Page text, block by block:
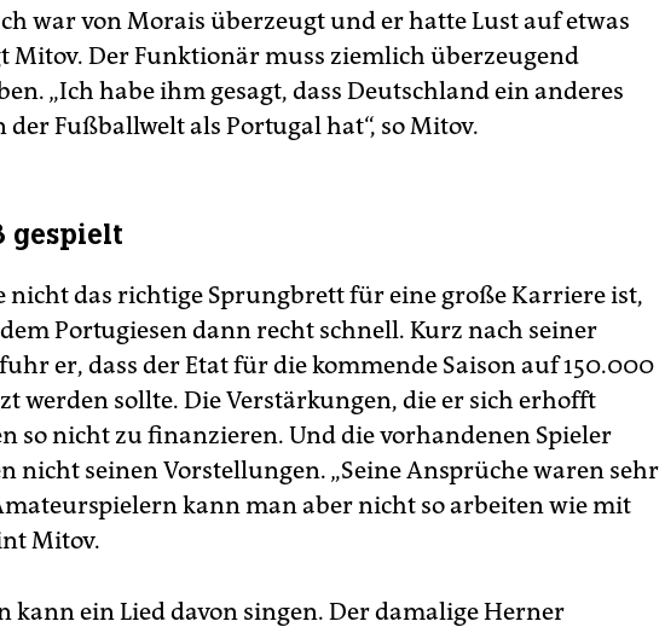
war von Morais überzeugt und er hatte Lust auf etwas
Mitov. Der Funktionär muss ziemlich überzeugend
„Ich habe ihm gesagt, dass Deutschland ein anderes
der Fußballwelt als Portugal hat“, so Mitov.
gespielt
nicht das richtige Sprungbrett für eine große Karriere ist,
Portugiesen dann recht schnell. Kurz nach seiner
er, dass der Etat für die kommende Saison auf 150.000
werden sollte. Die Verstärkungen, die er sich erhofft
so nicht zu finanzieren. Und die vorhandenen Spieler
nicht seinen Vorstellungen. „Seine Ansprüche waren sehr
kann man aber nicht so arbeiten wie mit
Mitov.
kann ein Lied davon singen. Der damalige Herner